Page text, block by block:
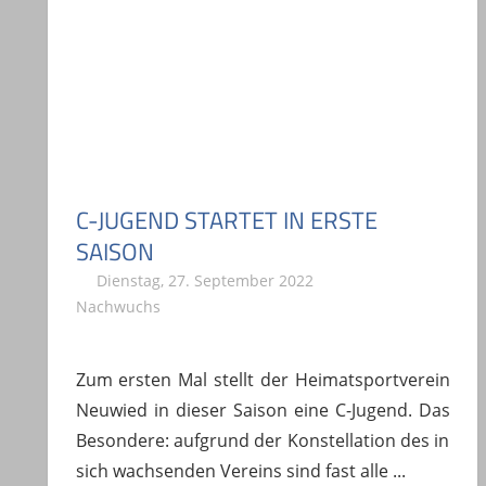
C-JUGEND STARTET IN ERSTE
SAISON
Dienstag, 27. September 2022
Nachwuchs
Zum ersten Mal stellt der Heimatsportverein
Neuwied in dieser Saison eine C-Jugend. Das
Besondere: aufgrund der Konstellation des in
sich wachsenden Vereins sind fast alle